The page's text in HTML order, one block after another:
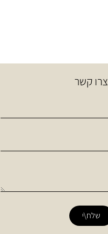
צרו קשר
שלח\י